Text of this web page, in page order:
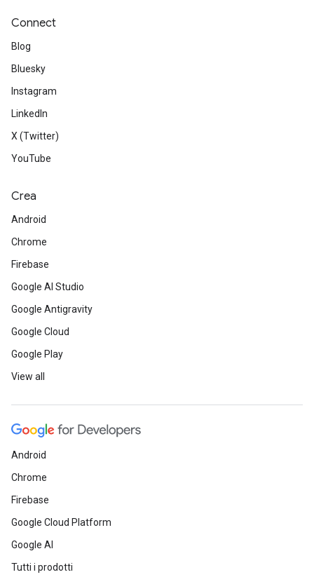
Connect
Blog
Bluesky
Instagram
LinkedIn
X (Twitter)
YouTube
Crea
Android
Chrome
Firebase
Google AI Studio
Google Antigravity
Google Cloud
Google Play
View all
Android
Chrome
Firebase
Google Cloud Platform
Google AI
Tutti i prodotti